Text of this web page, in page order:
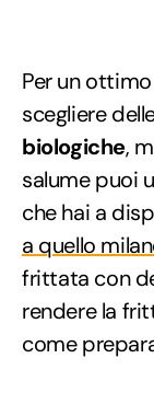
Per un
scegliere
biologiche,
salume puoi
che hai a
a quello
frittata con
rendere la
come